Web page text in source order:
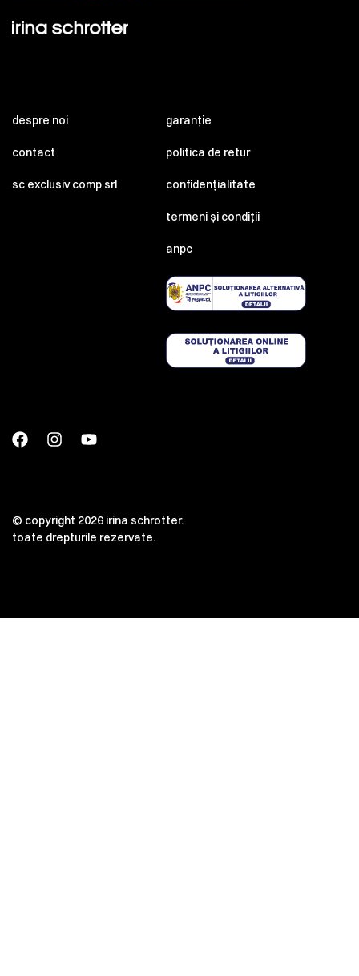
despre noi
contact
sc exclusiv comp srl
garanție
politica de retur
confidențialitate
termeni și condiții
anpc
© copyright 2026 irina schrotter.
toate drepturile rezervate.